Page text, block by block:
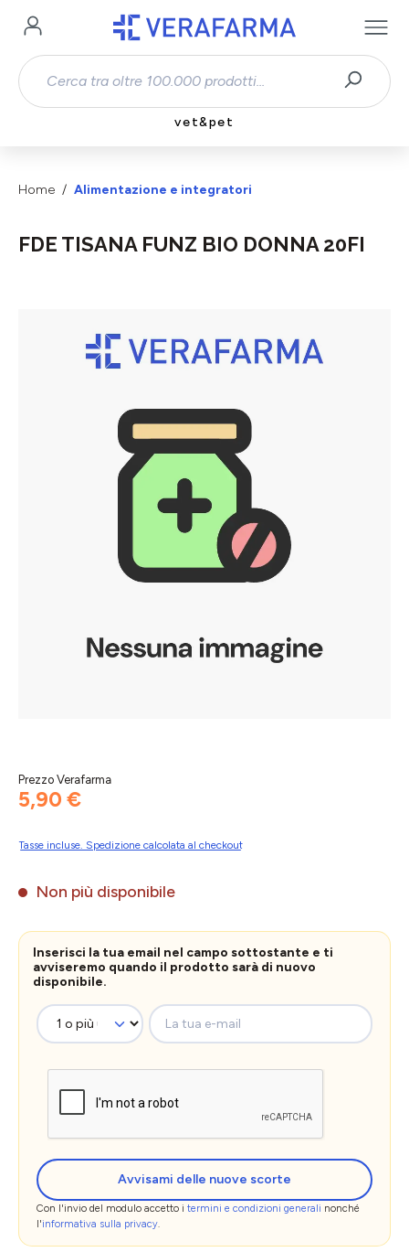
Passa al contenuto principale
vet&pet
Home Alimentazione e integratori
FDE TISANA FUNZ BIO DONNA 20FI
Prezzo Verafarma
5,90 €
Tasse incluse. Spedizione calcolata al checkout
Non più disponibile
Inserisci la tua email nel campo sottostante e ti
avviseremo quando il prodotto sarà di nuovo
disponibile.
La tua e-mail
Avvisami delle nuove scorte
Con l'invio del modulo accetto i termini e condizioni generali nonché
l'informativa sulla privacy.